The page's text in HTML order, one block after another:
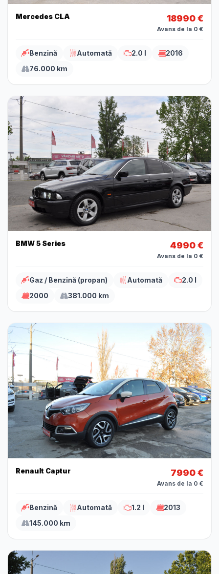
Mercedes CLA 18990 €
Avans de la 0 €
Benzină Automată 2.0 l
2016
76.000 km
BMW 5 Series 4990 €
Avans de la 0 €
Gaz / Benzină (propan) Automată
2.0 l
2000
381.000 km
Renault Captur 7990 €
Avans de la 0 €
Benzină Automată 1.2 l
2013
145.000 km